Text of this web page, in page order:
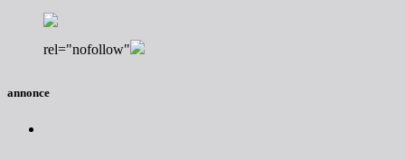
rel="nofollow"
annonce